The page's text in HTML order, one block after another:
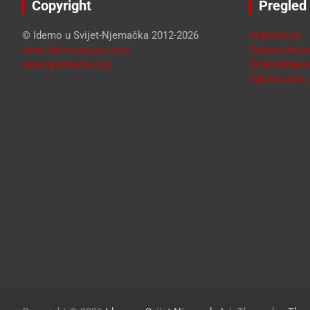
Copyright
© Idemo u Svijet-Njemačka 2012-2026
www.idemousvijet.com
www.njemacka.org
Pregled
Impressum